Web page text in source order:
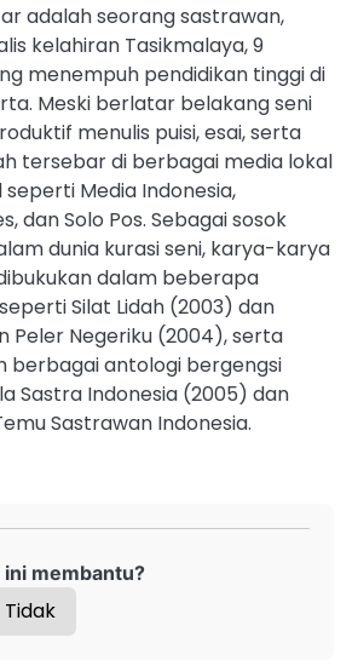
adalah seorang sastrawan,
kelahiran Tasikmalaya, 9
menempuh pendidikan tinggi di
Meski berlatar belakang seni
menulis puisi, esai, serta
tersebar di berbagai media lokal
Media Indonesia,
dan Solo Pos. Sebagai sosok
dunia kurasi seni, karya-karya
dalam beberapa
Silat Lidah (2003) dan
Peler Negeriku (2004), serta
berbagai antologi bergengsi
Sastra Indonesia (2005) dan
Sastrawan Indonesia.
membantu?
Tidak